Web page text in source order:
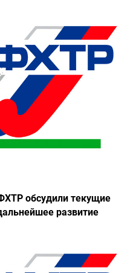
обсудили текущие
развитие